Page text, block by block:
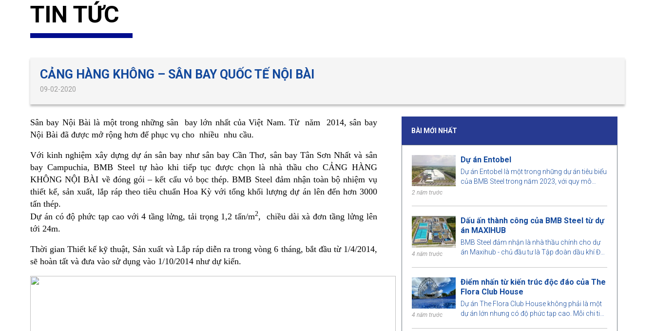
TIN TỨC
CẢNG HÀNG KHÔNG – SÂN BAY QUỐC TẾ NỘI BÀI
09-02-2020
Sân bay Nội Bài là một trong những sân bay lớn nhất của Việt Nam. Từ năm 2014, sân bay
Nội Bài đã được mở rộng hơn để phục vụ cho nhiều nhu cầu.
Với kinh nghiệm xây dựng dự án sân bay như sân bay Cần Thơ, sân bay Tân Sơn Nhất và sân
bay Campuchia, BMB Steel tự hào khi tiếp tục được chọn là nhà thầu cho CẢNG HÀNG
KHÔNG NỘI BÀI về đóng gói – kết cấu vỏ bọc thép. BMB Steel đảm nhận toàn bộ nhiệm vụ
thiết kế, sản xuất, lắp ráp theo tiêu chuẩn Hoa Kỳ với tổng khối lượng dự án lên đến hơn 3000
tấn thép.
Dự án có độ phức tạp cao với 4 tầng lửng, tải trọng 1,2 tấn/m2, chiều dài xà đơn tầng lửng lên
tới 24m.
Thời gian Thiết kế kỹ thuật, Sản xuất và Lắp ráp diễn ra trong vòng 6 tháng, bắt đầu từ 1/4/2014,
sẽ hoàn tất và đưa vào sử dụng vào 1/10/2014 như dự kiến.
BÀI MỚI NHẤT
2 năm trước
Dự án Entobel
Dự án Entobel là một trong những dự án tiêu biểu
của BMB Steel trong năm 2023, với quy mô
4 năm trước
Dấu ấn thành công của BMB Steel từ dự
án MAXIHUB
BMB Steel đảm nhận là nhà thầu chính cho dự
án Maxihub - chủ đầu tư là Tập đoàn dầu khí Đài
4 năm trước
Điểm nhấn từ kiến trúc độc đáo của The
Flora Club House
Dự án The Flora Club House không phải là một
dự án lớn nhưng có độ phức tạp cao. Mỗi chi tiết